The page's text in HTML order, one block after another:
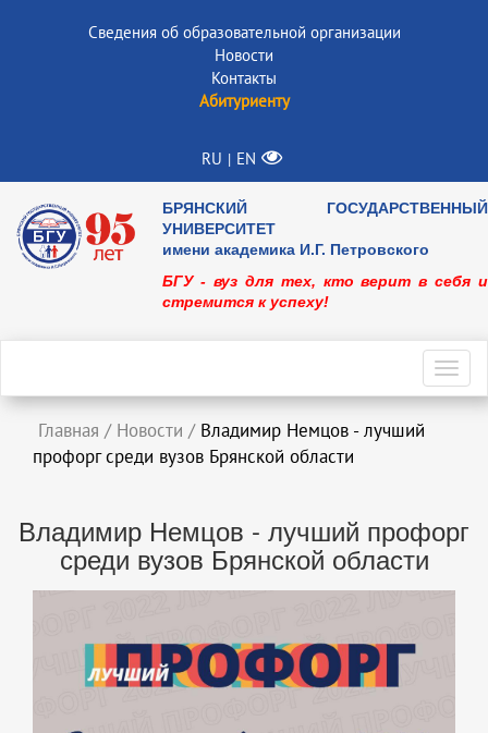
Сведения об образовательной организации
Новости
Контакты
Абитуриенту
RU | EN
БРЯНСКИЙ ГОСУДАРСТВЕННЫЙ
УНИВЕРСИТЕТ
имени академика И.Г. Петровского
БГУ - вуз для тех, кто верит в себя и
стремится к успеху!
Главная / Новости / Владимир Немцов - лучший
профорг среди вузов Брянской области
Владимир Немцов - лучший профорг
среди вузов Брянской области